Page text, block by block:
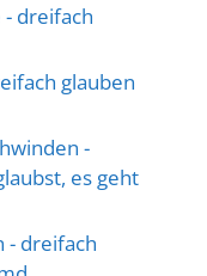
dreifach
glauben
-
es geht
- dreifach